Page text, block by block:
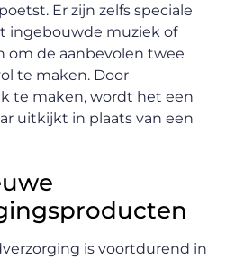
Er zijn zelfs speciale
ingebouwde muziek of
om de aanbevolen twee
te maken. Door
te maken, wordt het een
uitkijkt in plaats van een
is voortdurend in